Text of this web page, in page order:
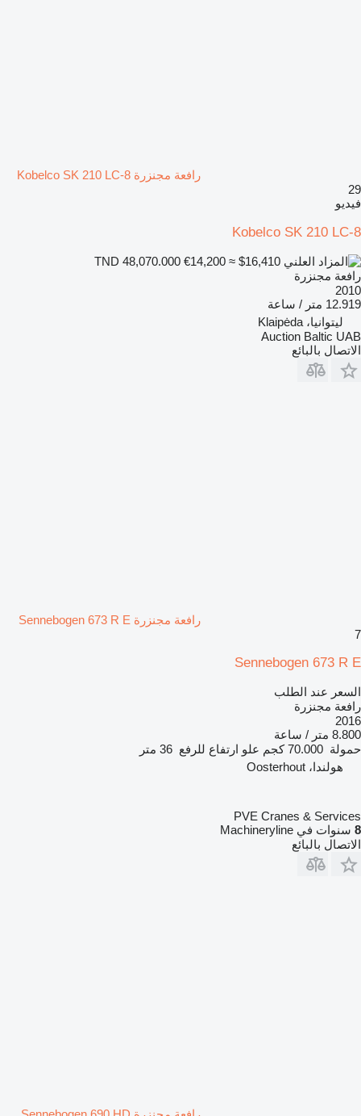
رافعة مجنزرة Kobelco SK 210 LC-8
29
فيديو
Kobelco SK 210 LC-8
€14,200 ≈ $16,410
رافعة مجنزرة
2010
12.919 متر / ساعة
ليتوانيا، Klaipėda
Auction Baltic UAB
الاتصال بالبائع
رافعة مجنزرة Sennebogen 673 R E
7
Sennebogen 673 R E
السعر عند الطلب
رافعة مجنزرة
2016
8.800 متر / ساعة
حمولة 70.000 كجم علو ارتفاع للرفع 36 متر
هولندا، Oosterhout
PVE Cranes & Services
8 سنوات في Machineryline
الاتصال بالبائع